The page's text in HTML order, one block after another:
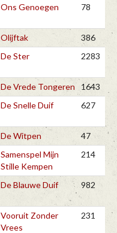
Ons Genoegen 78
Olijftak
386
De Ster 2283
De Vrede Tongeren
1643
De Snelle Duif 627
De Witpen
47
Samenspel Mijn
Stille Kempen
214
De Blauwe Duif 982
Vooruit Zonder
Vrees
231